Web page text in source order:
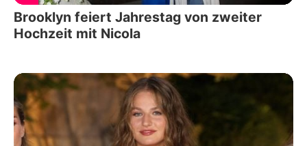
Brooklyn feiert Jahrestag von zweiter
Hochzeit mit Nicola